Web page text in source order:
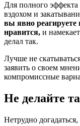
Для полного
вздохом и
вы явно
нравится, и
делал так.
Лучше не
заявить о своем
компромиссные
Не делайте
Нетрудно